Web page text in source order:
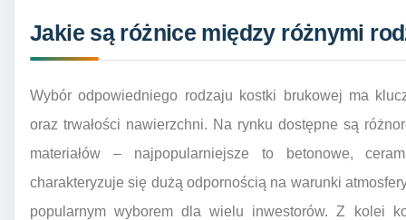
Jakie są różnice między różnymi
Wybór odpowiedniego rodzaju kostki brukowej ma
oraz trwałości nawierzchni. Na rynku dostępne są
materiałów – najpopularniejsze to betonowe,
charakteryzuje się dużą odpornością na warunki
popularnym wyborem dla wielu inwestorów. Z kolei